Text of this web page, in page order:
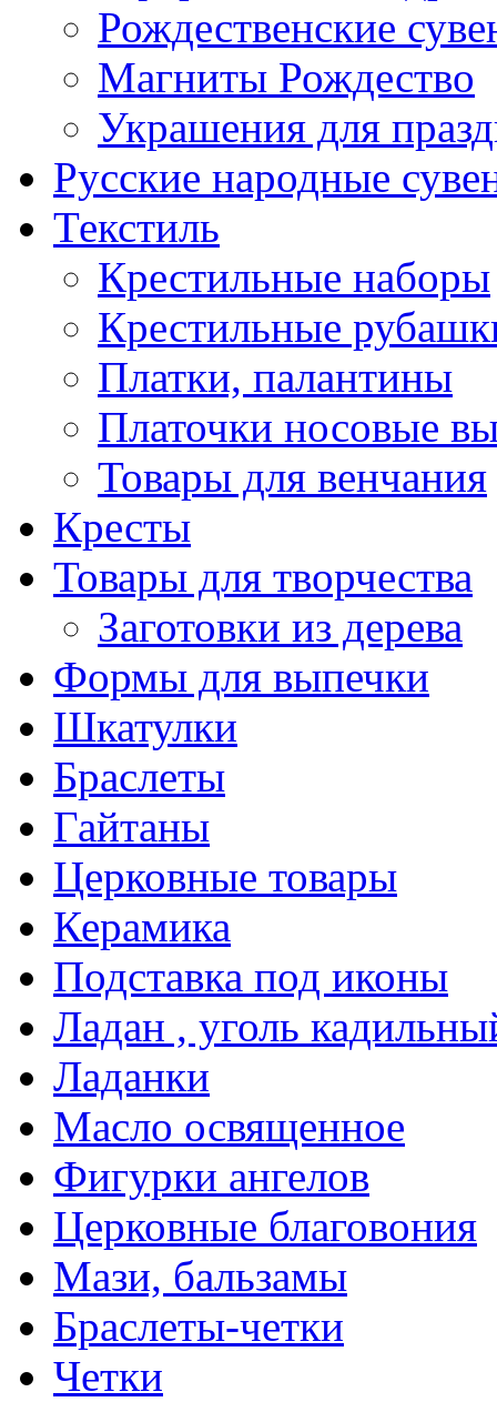
Рождественские
Магниты Рождество
Украшения для
Русские народные
Текстиль
Крестильные наборы
Крестильные
Платки, палантины
Платочки носовые
Товары для венчания
Кресты
Товары для творчества
Заготовки из дерева
Формы для выпечки
Шкатулки
Браслеты
Гайтаны
Церковные товары
Керамика
Подставка под иконы
Ладан , уголь
Ладанки
Масло освященное
Фигурки ангелов
Церковные благовония
Мази, бальзамы
Браслеты-четки
Четки